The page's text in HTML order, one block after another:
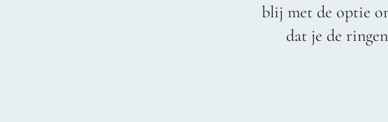
blij met de optie
dat je de